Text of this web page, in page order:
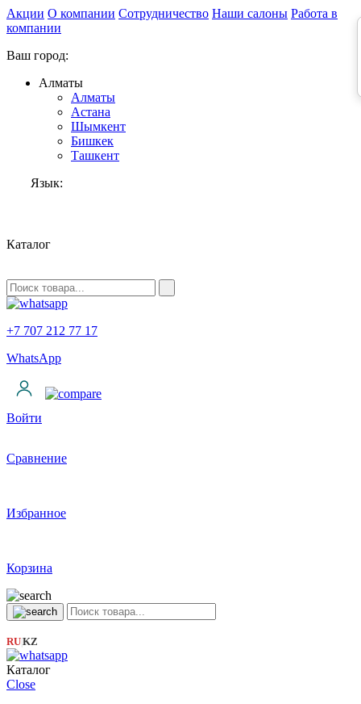
Акции О компании Сотрудничество Наши салоны Работа в
компании
Ваш город:
Алматы
Алматы
Астана
Шымкент
Бишкек
Ташкент
Язык:
Каталог
+7 707 212 77 17
WhatsApp
Войти
Сравнение
Избранное
Корзина
RU|KZ
Каталог
Close